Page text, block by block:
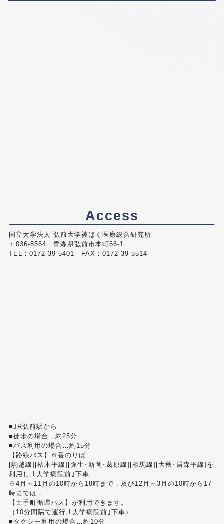
Access
国立大学法人 弘前大学被ばく医療総合研究所
〒036-8564 青森県弘前市本町66-1
TEL：0172-39-5401 FAX：0172-39-5514
■JR弘前駅から
■徒歩の場合…約25分
■バス利用の場合…約15分
【路線バス】６番のりば
[駒越線][枯木平線][弥生･新岡･葛原線][相馬線][大秋･居森平線]を
利用し,｢大学病院前｣下車
※4月～11月の10時から18時まで，及び12月～3月の10時から17
時までは，
【土手町循環バス】が利用できます。
（10分間隔で運行,｢大学病院前｣下車）
■タクシー利用の場合…約10分